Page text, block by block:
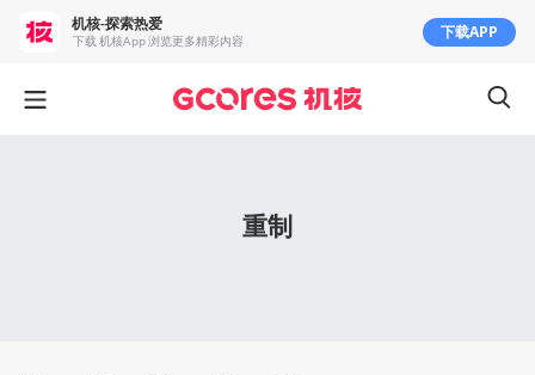
重制
机核-探索热爱
下载 机核App 浏览更多精彩内容 下载APP